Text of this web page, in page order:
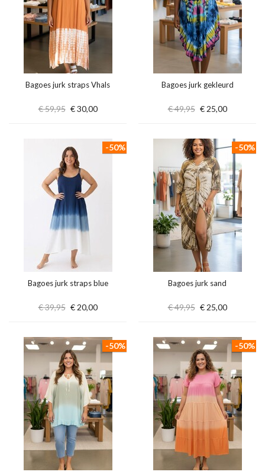
Bagoes jurk straps Vhals
€ 59,95 € 30,00
Bagoes jurk gekleurd
€ 49,95 € 25,00
Bagoes jurk straps blue
€ 39,95 € 20,00
-50%
Bagoes jurk sand
€ 49,95 € 25,00
-50%
-50% -50%